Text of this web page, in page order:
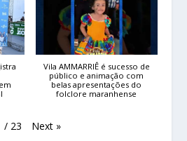
Vila AMMARRIÊ é sucesso de
público e animação com
belas apresentações do
folclore maranhense
/ 23 Next »